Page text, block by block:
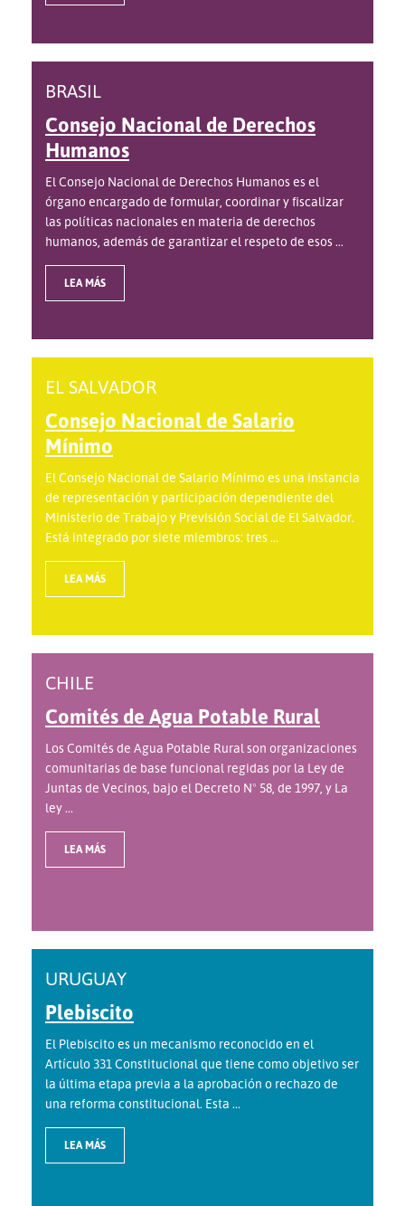
BRASIL
Consejo Nacional de Derechos
Humanos
El Consejo Nacional de Derechos Humanos es el
órgano encargado de formular, coordinar y fiscalizar
las políticas nacionales en materia de derechos
humanos, además de garantizar el respeto de esos ...
LEA MÁS
EL SALVADOR
Consejo Nacional de Salario
Mínimo
El Consejo Nacional de Salario Mínimo es una instancia
de representación y participación dependiente del
Ministerio de Trabajo y Previsión Social de El Salvador.
Está integrado por siete miembros: tres ...
LEA MÁS
CHILE
Comités de Agua Potable Rural
Los Comités de Agua Potable Rural son organizaciones
comunitarias de base funcional regidas por la Ley de
Juntas de Vecinos, bajo el Decreto Nº 58, de 1997, y La
ley ...
LEA MÁS
URUGUAY
Plebiscito
El Plebiscito es un mecanismo reconocido en el
Artículo 331 Constitucional que tiene como objetivo ser
la última etapa previa a la aprobación o rechazo de
una reforma constitucional. Esta ...
LEA MÁS